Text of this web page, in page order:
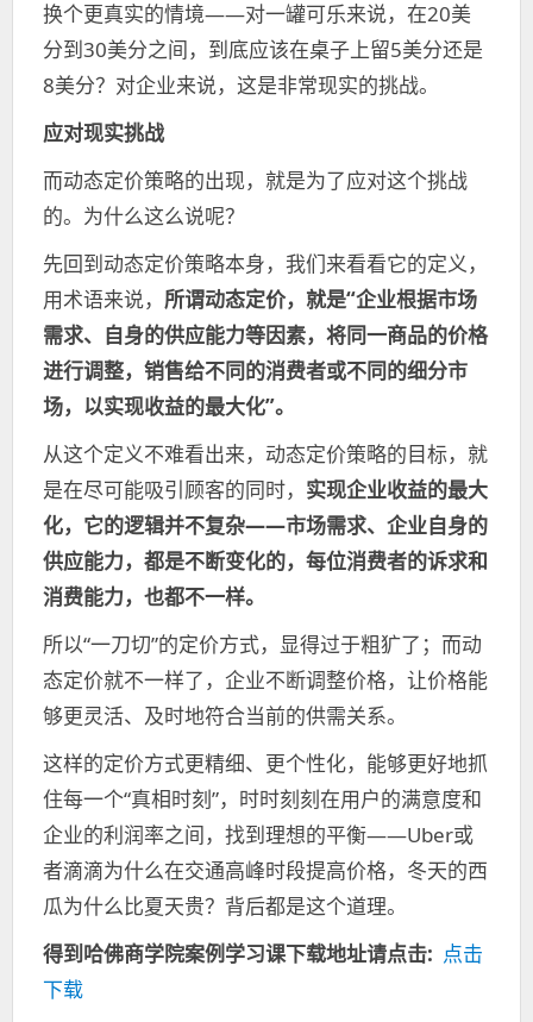
换个更真实的情境——对一罐可乐来说，在20美
分到30美分之间，到底应该在桌子上留5美分还是
8美分？对企业来说，这是非常现实的挑战。
应对现实挑战
而动态定价策略的出现，就是为了应对这个挑战
的。为什么这么说呢？
先回到动态定价策略本身，我们来看看它的定义，
用术语来说， 所谓动态定价，就是“企业根据市场
需求、自身的供应能力等因素，将同一商品的价格
进行调整，销售给不同的消费者或不同的细分市
场，以实现收益的最大化”。
从这个定义不难看出来，动态定价策略的目标，就
是在尽可能吸引顾客的同时， 实现企业收益的最大
化，它的逻辑并不复杂——市场需求、企业自身的
供应能力，都是不断变化的，每位消费者的诉求和
消费能力，也都不一样。
所以“一刀切”的定价方式，显得过于粗犷了；而动
态定价就不一样了，企业不断调整价格，让价格能
够更灵活、及时地符合当前的供需关系。
这样的定价方式更精细、更个性化，能够更好地抓
住每一个“真相时刻”，时时刻刻在用户的满意度和
企业的利润率之间，找到理想的平衡——Uber或
者滴滴为什么在交通高峰时段提高价格，冬天的西
瓜为什么比夏天贵？背后都是这个道理。
得到哈佛商学院案例学习课下载地址请点击: 点击
下载